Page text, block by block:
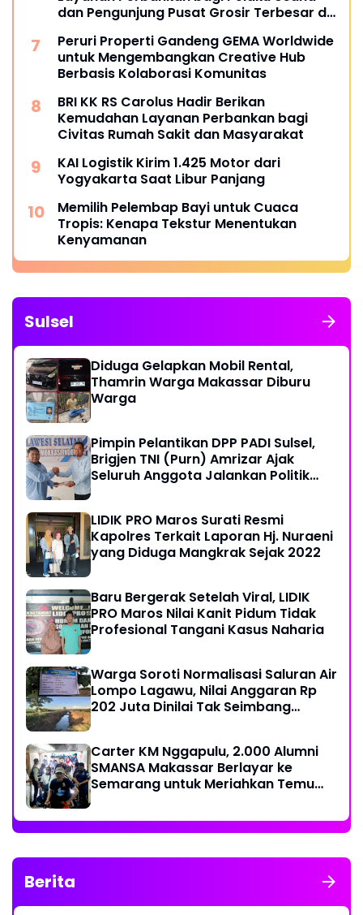
dan Pengunjung Pusat Grosir Terbesar di
Peruri Properti Gandeng GEMA Worldwide
untuk Mengembangkan Creative Hub
Berbasis Kolaborasi Komunitas
BRI KK RS Carolus Hadir Berikan
Kemudahan Layanan Perbankan bagi
Civitas Rumah Sakit dan Masyarakat
KAI Logistik Kirim 1.425 Motor dari
Yogyakarta Saat Libur Panjang
Memilih Pelembap Bayi untuk Cuaca
Tropis: Kenapa Tekstur Menentukan
Kenyamanan
Sulsel
Diduga Gelapkan Mobil Rental,
Thamrin Warga Makassar Diburu
Warga
Pimpin Pelantikan DPP PADI Sulsel,
Brigjen TNI (Purn) Amrizar Ajak
Seluruh Anggota Jalankan Politik
LIDIK PRO Maros Surati Resmi
Kapolres Terkait Laporan Hj. Nuraeni
yang Diduga Mangkrak Sejak 2022
Baru Bergerak Setelah Viral, LIDIK
PRO Maros Nilai Kanit Pidum Tidak
Profesional Tangani Kasus Naharia
Warga Soroti Normalisasi Saluran Air
Lompo Lagawu, Nilai Anggaran Rp
202 Juta Dinilai Tak Seimbang
Carter KM Nggapulu, 2.000 Alumni
SMANSA Makassar Berlayar ke
Semarang untuk Meriahkan Temu
Berita